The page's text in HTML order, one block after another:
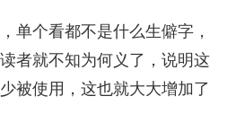
，单个看都不是什么生僻字，
者就不知为何义了，说明这
被使用，这也就大大增加了